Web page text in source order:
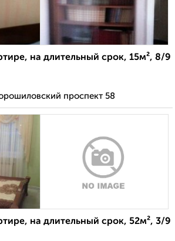
на длительный срок, 15м², 8/9
проспект 58
на длительный срок, 52м², 3/9